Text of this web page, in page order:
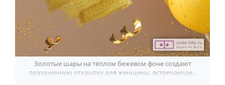
Золотые шары на тёплом бежевом фоне создают
праздничную открытку для женщины, встречающей